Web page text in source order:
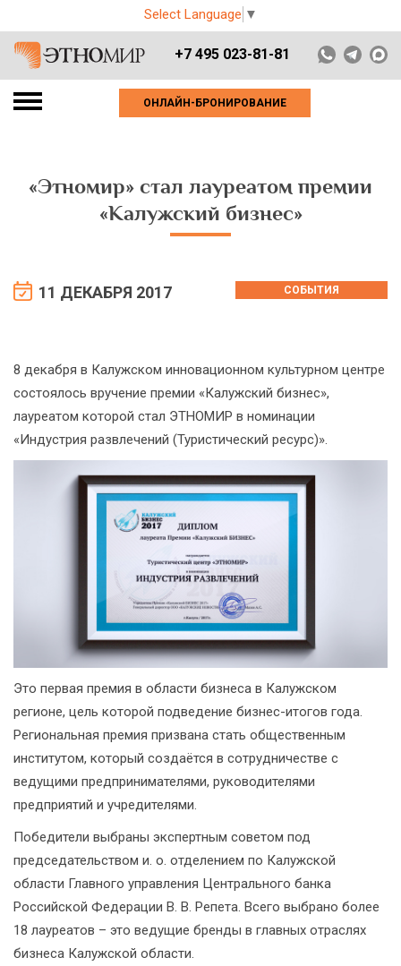
Select Language ▼
+7 495 023-81-81
ОНЛАЙН-БРОНИРОВАНИЕ
«Этномир» стал лауреатом премии
«Калужский бизнес»
11 ДЕКАБРЯ 2017 СОБЫТИЯ
8 декабря в Калужском инновационном культурном центре
состоялось вручение премии «Калужский бизнес»,
лауреатом которой стал ЭТНОМИР в номинации
«Индустрия развлечений (Туристический ресурс)».
Это первая премия в области бизнеса в Калужском
регионе, цель которой подведение бизнес-итогов года.
Региональная премия призвана стать общественным
институтом, который создаётся в сотрудничестве с
ведущими предпринимателями, руководителями
предприятий и учредителями.
Победители выбраны экспертным советом под
председательством и. о. отделением по Калужской
области Главного управления Центрального банка
Российской Федерации В. В. Репета. Всего выбрано более
18 лауреатов – это ведущие бренды в главных отраслях
бизнеса Калужской области.